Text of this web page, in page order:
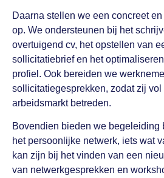
Daarna stellen we een concreet
op. We ondersteunen bij het
overtuigend cv, het opstellen van
sollicitatiebrief en het
profiel. Ook bereiden we
sollicitatiegesprekken, zodat zij
arbeidsmarkt betreden.
Bovendien bieden we begeleiding
het persoonlijke netwerk, iets wat
kan zijn bij het vinden van een
van netwerkgesprekken en